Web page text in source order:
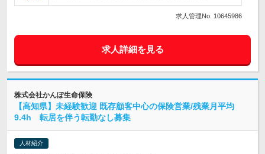
求人管理No. 10645986
求人詳細を見る
株式会社かんぽ生命保険
【高知県】未経験歓迎 既存顧客中心の保険営業/残業月平均
9.4h 転居を伴う転勤なし募集
人材紹介